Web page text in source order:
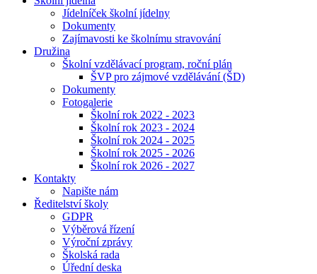
Jídelníček školní jídelny
Dokumenty
Zajímavosti ke školnímu stravování
Družina
Školní vzdělávací program, roční plán
ŠVP pro zájmové vzdělávání (ŠD)
Dokumenty
Fotogalerie
Školní rok 2022 - 2023
Školní rok 2023 - 2024
Školní rok 2024 - 2025
Školní rok 2025 - 2026
Školní rok 2026 - 2027
Kontakty
Napište nám
Ředitelství školy
GDPR
Výběrová řízení
Výroční zprávy
Školská rada
Úřední deska